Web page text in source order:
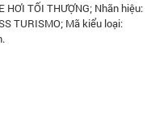
HƠI TỐI THƯỢNG; Nhãn hiệu:
TURISMO; Mã kiểu loại: